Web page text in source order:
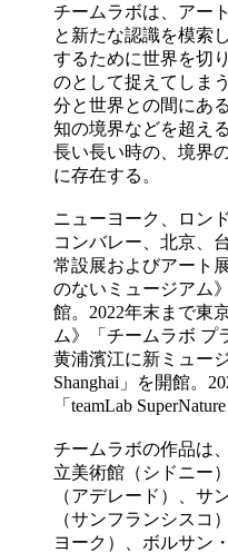
チームラボは、アー
と新たな認識を模索
するために世界を切
のとして捉えてしま
分と世界との間にあ
知の境界などを超え
長い長い時の、境界
に存在する。
ニューヨーク、ロン
コンバレー、北京、
常設展およびアート
のないミュージアム
館。2022年末まで東
ム》「チームラボ プ
黄浦濱江に新ミュー
Shanghai」を開館。
「teamLab
チームラボの作品は
立美術館（シドニー
（アデレード）、サ
（サンフランシスコ
ヨーク）、ボルサン